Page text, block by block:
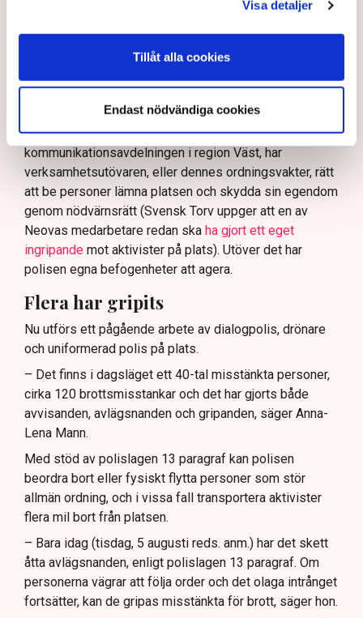
Visa detaljer
Tillåt alla cookies
Endast nödvändiga cookies
På sociala medier ifrågasätts det om allemansrätten
ha en tydligare skyldighet att skydda privat egendom
och näringsverksamhet mot den typen av störningar.
Nu svarar polisen på kritiken.
Enligt Anna-Lena Mann, polisinspektör vid
kommunikationsavdelningen i region Väst, har
verksamhetsutövaren, eller dennes ordningsvakter, rätt
att be personer lämna platsen och skydda sin egendom
genom nödvärnsrätt (Svensk Torv uppger att en av
Neovas medarbetare redan ska ha gjort ett eget
ingripande mot aktivister på plats). Utöver det har
polisen egna befogenheter att agera.
Flera har gripits
Nu utförs ett pågående arbete av dialogpolis, drönare
och uniformerad polis på plats.
– Det finns i dagsläget ett 40-tal misstänkta personer,
cirka 120 brottsmisstankar och det har gjorts både
avvisanden, avlägsnanden och gripanden, säger Anna-
Lena Mann.
Med stöd av polislagen 13 paragraf kan polisen
beordra bort eller fysiskt flytta personer som stör
allmän ordning, och i vissa fall transportera aktivister
flera mil bort från platsen.
– Bara idag (tisdag, 5 augusti reds. anm.) har det skett
åtta avlägsnanden, enligt polislagen 13 paragraf. Om
personerna vägrar att följa order och det olaga intrånget
fortsätter, kan de gripas misstänkta för brott, säger hon.